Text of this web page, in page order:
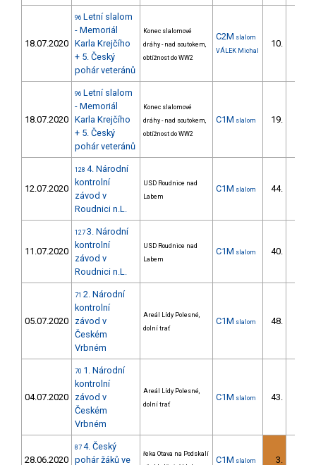
18.07.2020
96 Letní slalom
- Memoriál
Karla Krejčího
+ 5. Český
pohár veteránů
Konec slalomové
dráhy - nad soutokem,
obtížnost do WW2
C2M slalom
VÁLEK Michal
10.
18.07.2020
96 Letní slalom
- Memoriál
Karla Krejčího
+ 5. Český
pohár veteránů
Konec slalomové
dráhy - nad soutokem,
obtížnost do WW2
C1M slalom 19.
12.07.2020
128 4. Národní
kontrolní
závod v
Roudnici n.L.
USD Roudnice nad
Labem
C1M slalom 44.
11.07.2020
127 3. Národní
kontrolní
závod v
Roudnici n.L.
USD Roudnice nad
Labem
C1M slalom 40.
05.07.2020
71 2. Národní
kontrolní
závod v
Českém
Vrbném
Areál Lídy Polesné,
dolní trať
C1M slalom 48.
04.07.2020
70 1. Národní
kontrolní
závod v
Českém
Vrbném
Areál Lídy Polesné,
dolní trať
C1M slalom 43.
28.06.2020
87 4. Český
pohár žáků ve
řeka Otava na Podskalí
C1M slalom 3.